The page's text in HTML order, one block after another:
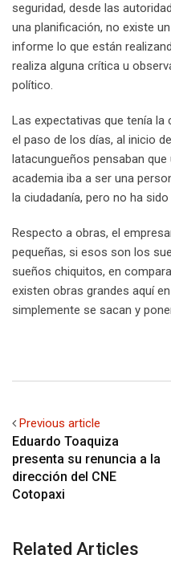
seguridad, desde las
una planificación, no existe
informe lo que están
realiza alguna crítica u
político.
Las expectativas que tenía la
el paso de los días, al inicio
latacungueños pensaban
academia iba a ser una
la ciudadanía, pero no ha sido
Respecto a obras, el
pequeñas, si esos son los
sueños chiquitos, en
existen obras grandes aquí
simplemente se sacan y
Previous article
Eduardo Toaquiza
presenta su renuncia a la
dirección del CNE
Cotopaxi
Related Articles